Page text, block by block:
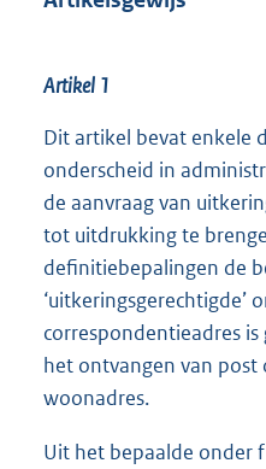
Artikel 1
Dit artikel bevat enkele
onderscheid in
de aanvraag van
tot uitdrukking te
definitiebepalingen de
‘uitkeringsgerechtigde’
correspondentieadres
het ontvangen van
woonadres.
Uit het bepaalde onder